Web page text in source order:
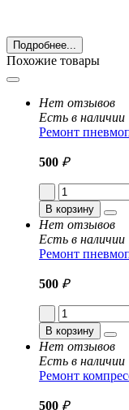
Подробнее...
Похожие товары
Нет отзывов
Есть в наличии
Ремонт
500 ₽
В корзину
Нет отзывов
Есть в наличии
Ремонт
500 ₽
В корзину
Нет отзывов
Есть в наличии
Ремонт
500 ₽